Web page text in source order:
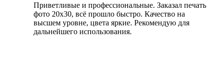
Приветливые и профессиональные. Заказал печать
фото 20х30, всё прошло быстро. Качество на
высшем уровне, цвета яркие. Рекомендую для
дальнейшего использования.